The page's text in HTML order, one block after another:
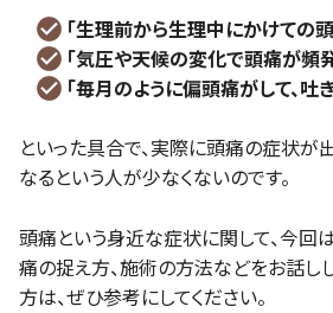
「生理前から生理中にかけての
「気圧や天候の変化で頭痛が頻
「毎月のように偏頭痛がして、吐
といった具合で、実際に頭痛の症状が
なるという人が少なくないのです。
頭痛という身近な症状に関して、今回
痛の捉え方、施術の方法などをお話し
方は、ぜひ参考にしてください。